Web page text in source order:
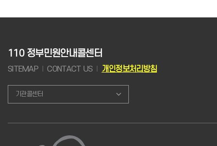
110 정부민원안내콜센터
SITEMAP CONTACT US 개인정보처리방침
기관콜센터